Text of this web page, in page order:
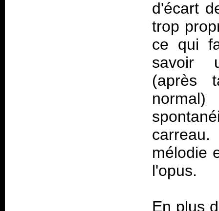
d'écart
trop
ce qui
savoir
(après
mélodie
l'opus.
En plus